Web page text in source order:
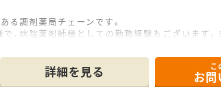
調剤薬局チェーンです。
、病院薬剤師様としての勤務経験もございます
地域の皆様には健康と安心を」の精神で、地域社
域住民から頼られる薬局を1店舗でも多く増やす
業支援事業も手掛けており、クリニックの開院と
詳細を見る こ
お問